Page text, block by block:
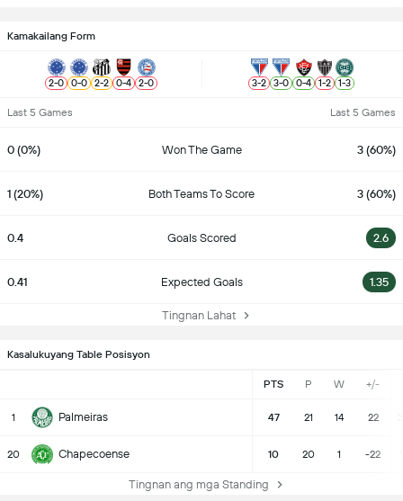
Kamakailang Form
2-0 0-0 2-2 0-4 2-0 3-2 3-0 0-4 1-2 1-3
Last 5 Games Last 5 Games
0 (0%) Won The Game 3 (60%)
1 (20%) Both Teams To Score 3 (60%)
0.4 Goals Scored 2.6
0.41 Expected Goals 1.35
Tingnan Lahat
Kasalukuyang Table Posisyon
PTS P W +/-
1 Palmeiras 47 21 14 22
20 Chapecoense 10 20 1 -22
Tingnan ang mga Standing